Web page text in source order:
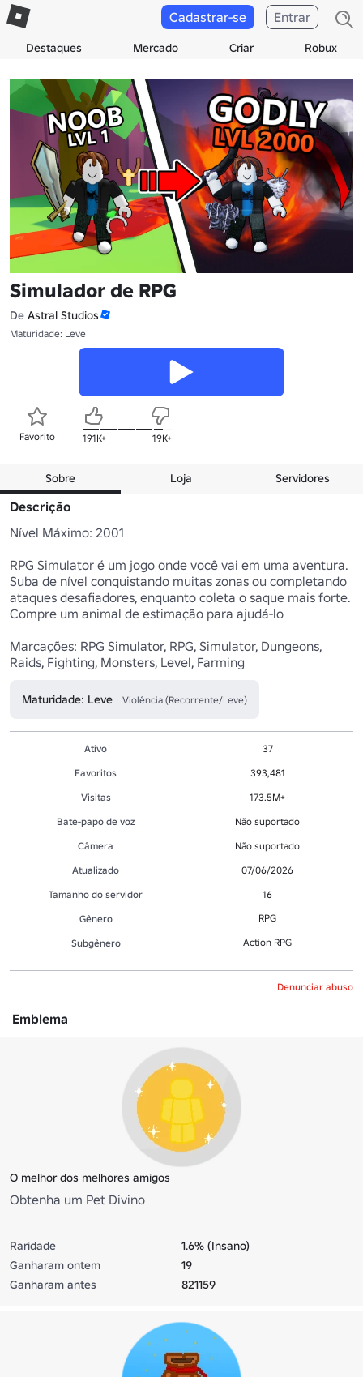
Destaques Mercado Criar Robux
Cadastrar-se Entrar
Simulador de RPG
De Astral Studios
Maturidade: Leve
Favorito 191K+ 19K+
Sobre Loja Servidores
Descrição
Nível Máximo: 2001
RPG Simulator é um jogo onde você vai em uma aventura.
Suba de nível conquistando muitas zonas ou completando
ataques desafiadores, enquanto coleta o saque mais forte.
Compre um animal de estimação para ajudá-lo
Marcações: RPG Simulator, RPG, Simulator, Dungeons,
Raids, Fighting, Monsters, Level, Farming
Maturidade: Leve Violência (Recorrente/Leve)
Ativo
37
Favoritos
393,481
Visitas
173.5M+
Bate-papo de voz
Não suportado
Câmera
Não suportado
Atualizado
07/06/2026
Tamanho do servidor
16
Gênero
RPG
Subgênero Action RPG
Denunciar abuso
Emblema
O melhor dos melhores amigos
Obtenha um Pet Divino
Raridade
1.6% (Insano)
Ganharam ontem
19
Ganharam antes
821159